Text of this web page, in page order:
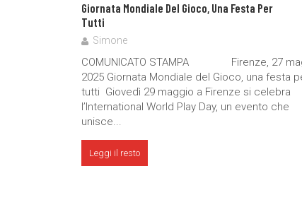
Giornata Mondiale Del Gioco, Una Festa Per
Tutti
Simone
COMUNICATO STAMPA Firenze, 27
2025 Giornata Mondiale del Gioco, una festa
tutti Giovedì 29 maggio a Firenze si celebra
l’International World Play Day, un evento che
unisce...
Leggi il resto